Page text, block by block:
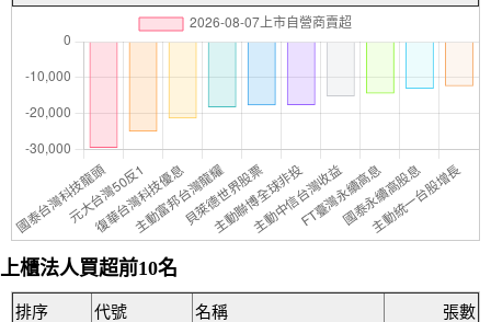
上櫃法人買超前10名
排序 代號 名稱
張數